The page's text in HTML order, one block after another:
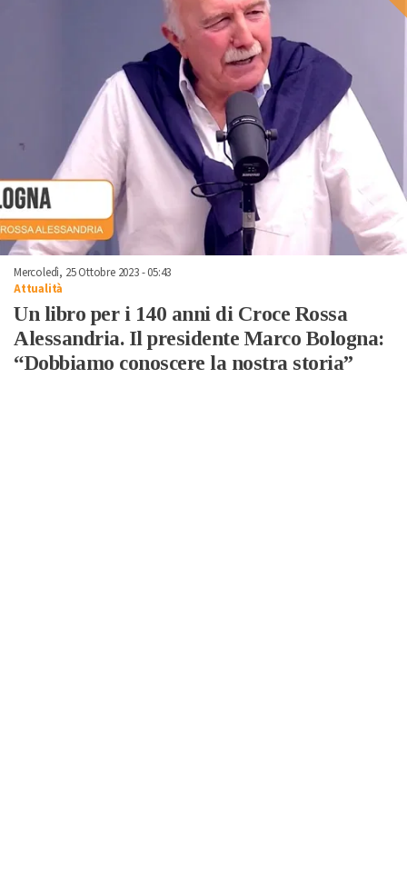
Mercoledì, 25 Ottobre 2023 - 05:43
Attualità
Un libro per i 140 anni di Croce Rossa
Alessandria. Il presidente Marco Bologna:
“Dobbiamo conoscere la nostra storia”